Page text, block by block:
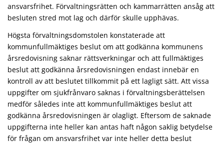
ansvarsfrihet. Förvaltningsrätten och kammarrätten ansåg att
besluten stred mot lag och därför skulle upphävas.
Högsta förvaltningsdomstolen konstaterade att
kommunfullmäktiges beslut om att godkänna kommunens
årsredovisning saknar rättsverkningar och att fullmäktiges
beslut att godkänna årsredovisningen endast innebär en
kontroll av att beslutet tillkommit på ett lagligt sätt. Att vissa
uppgifter om sjukfrånvaro saknas i förvaltningsberättelsen
medför således inte att kommunfullmäktiges beslut att
godkänna årsredovisningen är olagligt. Eftersom de saknade
uppgifterna inte heller kan antas haft någon saklig betydelse
för frågan om ansvarsfrihet var inte heller detta beslut